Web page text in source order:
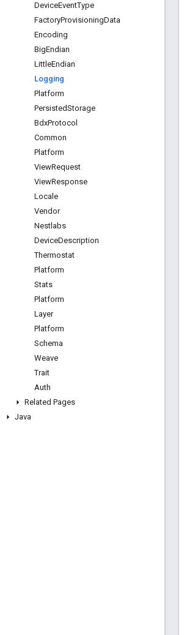
DeviceEventType
FactoryProvisioningData
Encoding
BigEndian
LittleEndian
Logging
Platform
PersistedStorage
BdxProtocol
Common
Platform
ViewRequest
ViewResponse
Locale
Vendor
Nestlabs
DeviceDescription
Thermostat
Platform
Stats
Platform
Layer
Platform
Schema
Weave
Trait
Auth
Related Pages
Java